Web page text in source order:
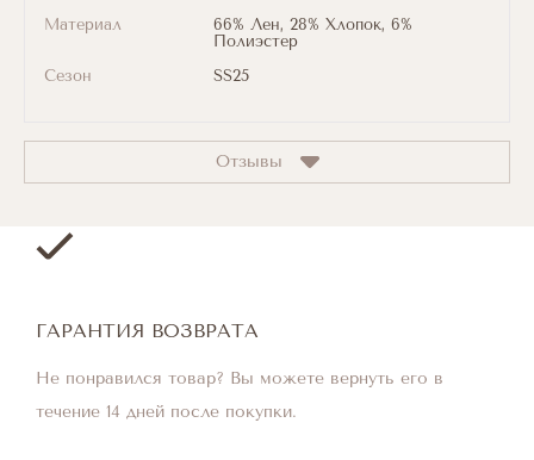
Материал
66% Лен, 28% Хлопок, 6%
Полиэстер
Сезон
SS25
Отзывы
ГАРАНТИЯ ВОЗВРАТА
Не понравился товар? Вы можете вернуть его в
течение 14 дней после покупки.